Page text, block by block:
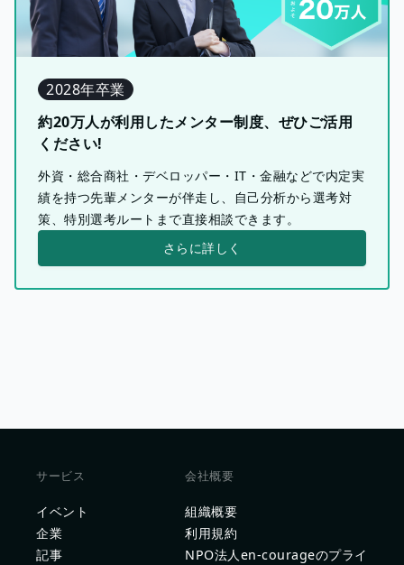
2028年卒業
約20万人が利用したメンター制度、ぜひご活用
ください!
外資・総合商社・デベロッパー・IT・金融などで内定実
績を持つ先輩メンターが伴走し、自己分析から選考対
策、特別選考ルートまで直接相談できます。
さらに詳しく
サービス
イベント
企業
記事
会社概要
組織概要
利用規約
NPO法人en-courageのプライ